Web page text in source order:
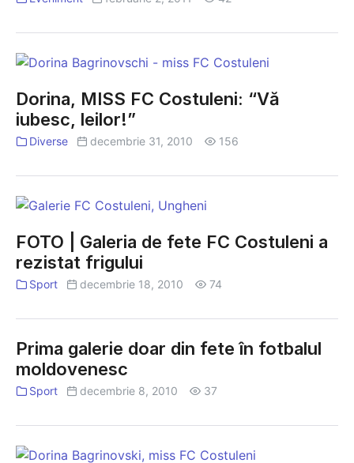
FC
Dorina,
FC
Costuleni:
“Vă
leilor!”
Dorina, MISS FC Costuleni: “Vă
iubesc, leilor!”
Diverse decembrie 31, 2010 156
FOTO
Galeria
de
fete
Costuleni
a
rezistat
FOTO | Galeria de fete FC Costuleni a
rezistat frigului
Sport decembrie 18, 2010 74
Prima galerie doar din fete în fotbalul
moldovenesc
Sport decembrie 8, 2010 37
O